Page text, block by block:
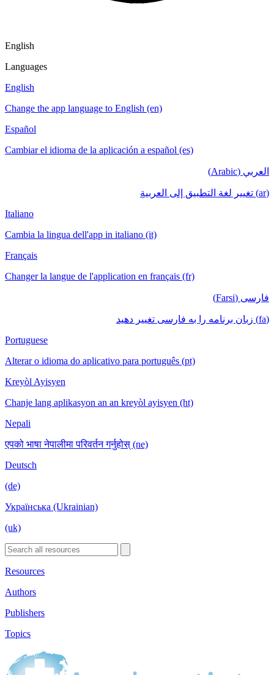
English
Languages
English
Change the app language to English (en)
Español
Cambiar el idioma de la aplicación a español (es)
العربي (Arabic)
(ar) تغيير لغة التطبيق إلى العربية
Italiano
Cambia la lingua dell'app in italiano (it)
Français
Changer la langue de l'application en français (fr)
فارسی (Farsi)
(fa) زبان برنامه را به فارسی تغییر دهید
Portuguese
Alterar o idioma do aplicativo para português (pt)
Kreyòl Ayisyen
Chanje lang aplikasyon an an kreyòl ayisyen (ht)
Nepali
एपको भाषा नेपालीमा परिवर्तन गर्नुहोस् (ne)
Deutsch
(de)
Українська (Ukrainian)
(uk)
Resources
Authors
Publishers
Topics